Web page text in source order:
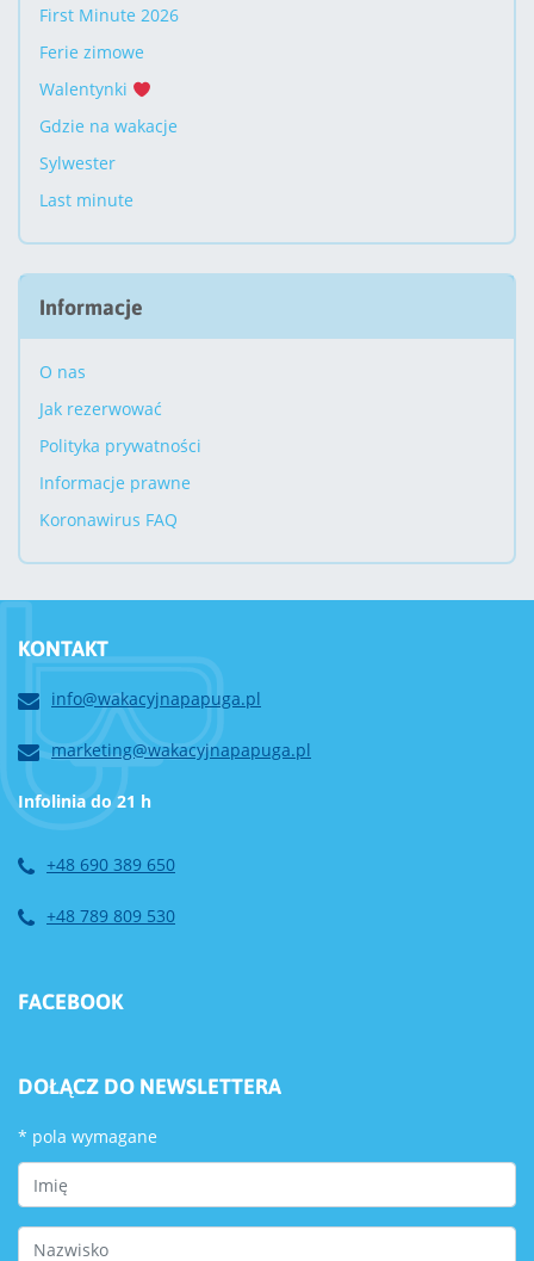
First Minute 2026
Ferie zimowe
Walentynki
Gdzie na wakacje
Sylwester
Last minute
Informacje
O nas
Jak rezerwować
Polityka prywatności
Informacje prawne
Koronawirus FAQ
KONTAKT
info@wakacyjnapapuga.pl
marketing@wakacyjnapapuga.pl
Infolinia do 21 h
+48 690 389 650
+48 789 809 530
FACEBOOK
DOŁĄCZ DO NEWSLETTERA
* pola wymagane
First Name
Last Name